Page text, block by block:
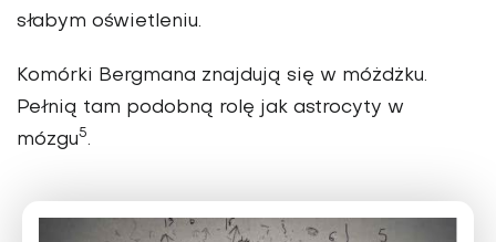
słabym oświetleniu.
Komórki Bergmana znajdują się w móżdżku.
Pełnią tam podobną rolę jak astrocyty w
mózgu5.